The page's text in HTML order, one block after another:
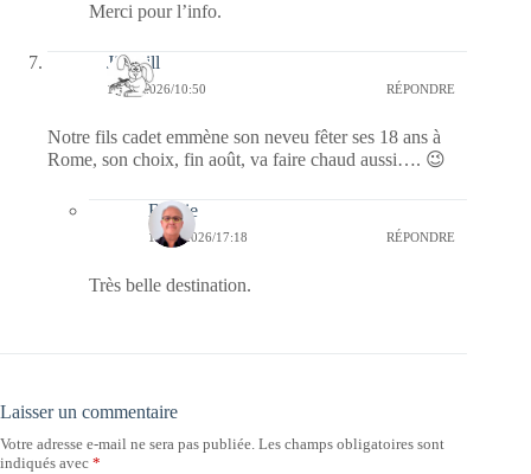
Merci pour l’info.
Jill Bill
11/05/2026/10:50 RÉPONDRE
Notre fils cadet emmène son neveu fêter ses 18 ans à
Rome, son choix, fin août, va faire chaud aussi…. 😉
Bernie
11/05/2026/17:18 RÉPONDRE
Très belle destination.
Laisser un commentaire
Votre adresse e-mail ne sera pas publiée. Les champs obligatoires sont
indiqués avec *